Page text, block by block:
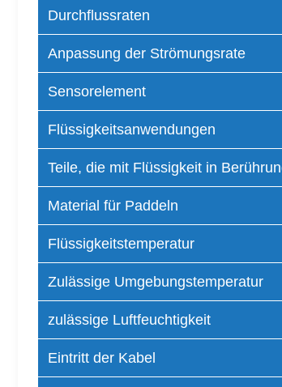
Durchflussraten
Anpassung der Strömungsrate
Sensorelement
Flüssigkeitsanwendungen
Teile, die mit Flüssigkeit in
Material für Paddeln
Flüssigkeitstemperatur
Zulässige Umgebungstemperatur
zulässige Luftfeuchtigkeit
Eintritt der Kabel